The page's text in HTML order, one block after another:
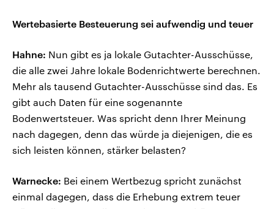
Wertebasierte Besteuerung sei aufwendig und teuer
Hahne: Nun gibt es ja lokale Gutachter-Ausschüsse,
die alle zwei Jahre lokale Bodenrichtwerte berechnen.
Mehr als tausend Gutachter-Ausschüsse sind das. Es
gibt auch Daten für eine sogenannte
Bodenwertsteuer. Was spricht denn Ihrer Meinung
nach dagegen, denn das würde ja diejenigen, die es
sich leisten können, stärker belasten?
Warnecke: Bei einem Wertbezug spricht zunächst
einmal dagegen, dass die Erhebung extrem teuer